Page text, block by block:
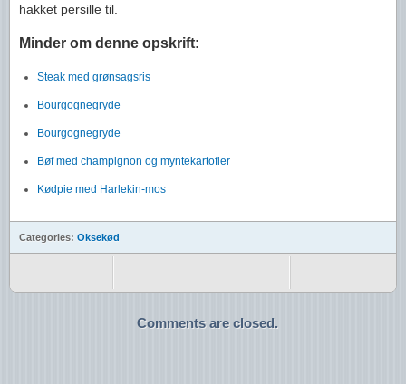
hakket persille til.
Minder om denne opskrift:
Steak med grønsagsris
Bourgognegryde
Bourgognegryde
Bøf med champignon og myntekartofler
Kødpie med Harlekin-mos
Categories: Oksekød
Comments are closed.